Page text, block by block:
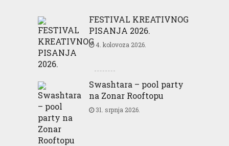
FESTIVAL KREATIVNOG
PISANJA 2026.
4. kolovoza 2026.
Swashtara – pool party
na Zonar Rooftopu
31. srpnja 2026.